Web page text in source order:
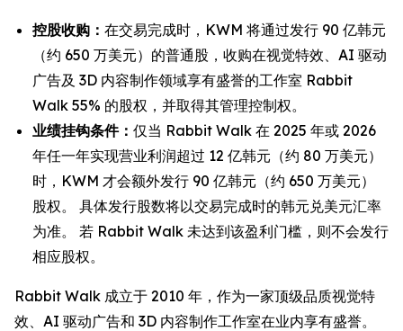
控股收购： 在交易完成时，KWM 将通过发行 90 亿韩元
（约 650 万美元）的普通股，收购在视觉特效、AI 驱动
广告及 3D 内容制作领域享有盛誉的工作室 Rabbit
Walk 55% 的股权，并取得其管理控制权。
业绩挂钩条件： 仅当 Rabbit Walk 在 2025 年或 2026
年任一年实现营业利润超过 12 亿韩元（约 80 万美元）
时，KWM 才会额外发行 90 亿韩元（约 650 万美元）
股权。 具体发行股数将以交易完成时的韩元兑美元汇率
为准。 若 Rabbit Walk 未达到该盈利门槛，则不会发行
相应股权。
Rabbit Walk 成立于 2010 年，作为一家顶级品质视觉特
效、AI 驱动广告和 3D 内容制作工作室在业内享有盛誉。